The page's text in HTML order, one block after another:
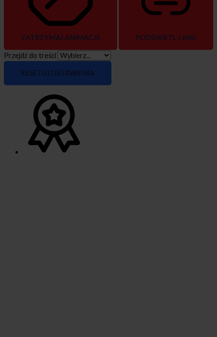
ZATRZYMAJ ANIMACJE PODŚWIETL LINKI
Przejdź do treści
RESETUJ USTAWIENIA